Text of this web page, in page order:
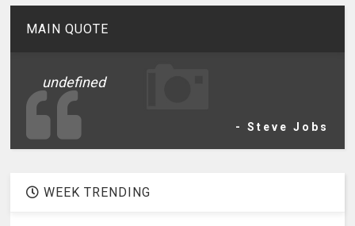
MAIN QUOTE
undefined
- Steve Jobs
WEEK TRENDING